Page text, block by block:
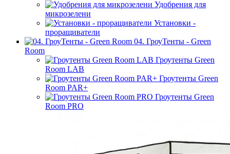
Удобрения для
микрозелени
Установки -
проращиватели
04. ГроуТенты - Green
Room
Гроутенты Green
Room LAB
Гроутенты Green
Room PAR+
Гроутенты Green
Room PRO